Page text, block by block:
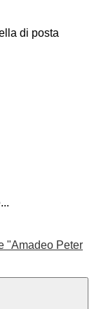
di posta